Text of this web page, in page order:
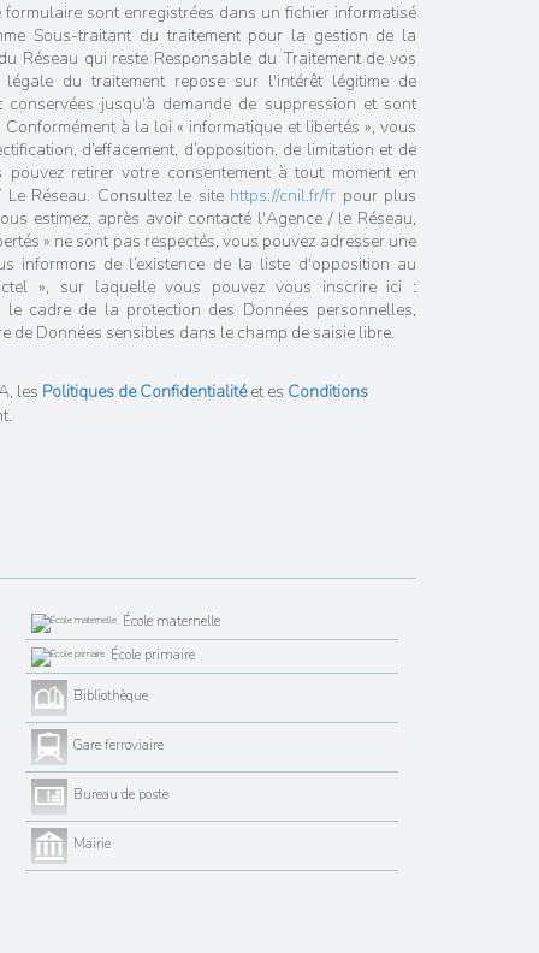
sont enregistrées dans un fichier informatisé
Sous-traitant du traitement pour la gestion de la
Réseau qui reste Responsable du Traitement de vos
du traitement repose sur l'intérêt légitime de
jusqu'à demande de suppression et sont
à la loi « informatique et libertés », vous
d’effacement, d’opposition, de limitation et de
retirer votre consentement à tout moment en
Réseau. Consultez le site https://cnil.fr/fr pour plus
estimez, après avoir contacté l'Agence / le Réseau,
» ne sont pas respectés, vous pouvez adresser une
informons de l’existence de la liste d'opposition au
», sur laquelle vous pouvez vous inscrire ici :
le cadre de la protection des Données personnelles,
de Données sensibles dans le champ de saisie libre.
les Politiques de Confidentialitéet es Conditions
École maternelle
École primaire
Bibliothèque
Gare ferroviaire
Bureau de poste
Mairie